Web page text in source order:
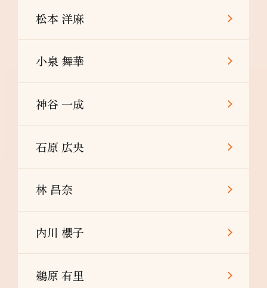
松本 洋麻
小泉 舞華
神谷 一成
石原 広央
林 昌奈
内川 櫻子
鵜原 有里